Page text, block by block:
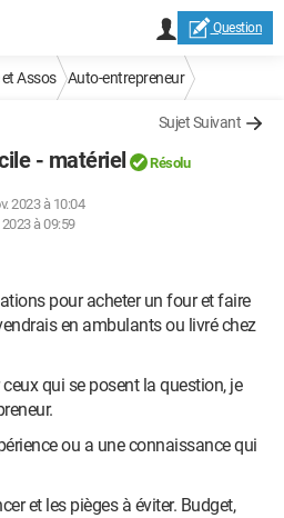
Question
Assos Auto-entrepreneur
Sujet Suivant
- matériel Résolu
2023 à 10:04
2023 à 09:59
pour acheter un four et faire
en ambulants ou livré chez
qui se posent la question, je
ou a une connaissance qui
et les pièges à éviter. Budget,